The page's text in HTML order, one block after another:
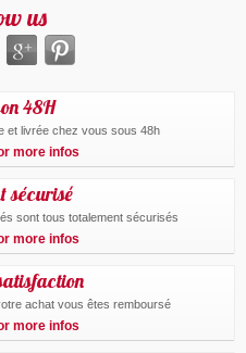
us
48H
et livrée chez vous sous 48h
more infos
sécurisé
sont tous totalement sécurisés
more infos
achat vous êtes remboursé
more infos